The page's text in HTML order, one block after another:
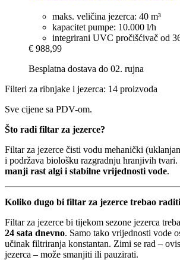
maks. veličina jezerca: 40 m³
kapacitet pumpe: 10.000 l/h
integrirani UVC pročišćivač od
€ 988,99
Besplatna dostava do 02. rujna
Filteri za ribnjake i jezerca: 14 proizvoda
Sve cijene sa PDV-om.
Što radi filtar za jezerce?
Filtar za jezerce čisti vodu mehanički
i podržava biološku razgradnju hranjivih tvari.
manji rast algi i stabilne vrijednosti vode.
Koliko dugo bi filtar za jezerce trebao
Filtar za jezerce bi tijekom sezone jezerca
24 sata dnevno. Samo tako vrijednosti vode
učinak filtriranja konstantan. Zimi se rad –
jezerca – može smanjiti ili pauzirati.